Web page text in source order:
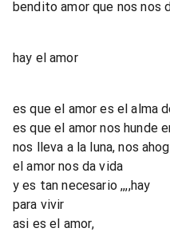
bendito amor que nos nos
hay el amor
es que el amor es el alma
es que el amor nos hunde
nos lleva a la luna, nos
el amor nos da vida
y es tan necesario ,,,,hay
para vivir
asi es el amor,